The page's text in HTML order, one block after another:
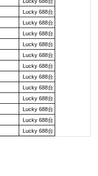
Lucky 688台
Lucky 688台
Lucky 688台
Lucky 688台
Lucky 688台
Lucky 688台
Lucky 688台
Lucky 688台
Lucky 688台
Lucky 688台
Lucky 688台
Lucky 688台